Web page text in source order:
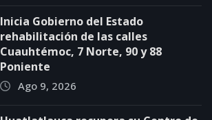
Inicia Gobierno del Estado
rehabilitación de las calles
Cuauhtémoc, 7 Norte, 90 y 88
Poniente
Ago 9, 2026